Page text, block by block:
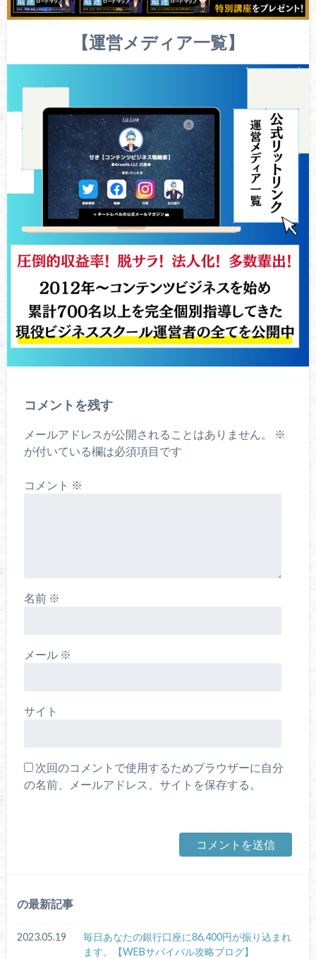
【運営メディア一覧】
コメントを残す
メールアドレスが公開されることはありません。
※
が付いている欄は必須項目です
コメント ※
名前 ※
メール ※
サイト
次回のコメントで使用するためブラウザーに自分
の名前、メールアドレス、サイトを保存する。
の最新記事
2023.05.19
毎日あなたの銀行口座に86,400円が振り込まれ
ます。【WEBサバイバル攻略ブログ】